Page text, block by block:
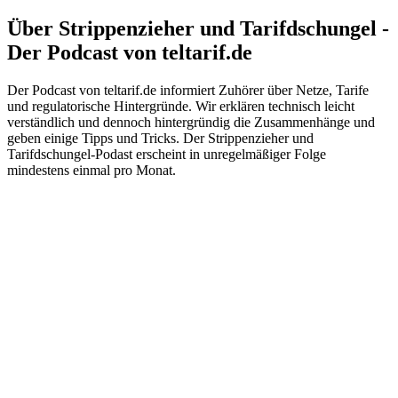
Über Strippenzieher und Tarifdschungel -
Der Podcast von teltarif.de
Der Podcast von teltarif.de informiert Zuhörer über Netze, Tarife
und regulatorische Hintergründe. Wir erklären technisch leicht
verständlich und dennoch hintergründig die Zusammenhänge und
geben einige Tipps und Tricks. Der Strippenzieher und
Tarifdschungel-Podast erscheint in unregelmäßiger Folge
mindestens einmal pro Monat.